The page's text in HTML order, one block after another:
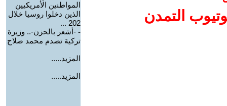
التمدن
المواطنين الأمريكيين
الذين دخلوا روسيا خلال
202 ...
- -أشعر بالحزن-.. وزيرة
تركية تصدم محمد صلاح
المزيد.....
المزيد.....